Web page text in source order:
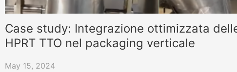
Case study: Integrazione ottimizzata
HPRT TTO nel packaging verticale
May 15, 2024